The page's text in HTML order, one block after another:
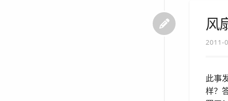
风
2011-
此事
样？